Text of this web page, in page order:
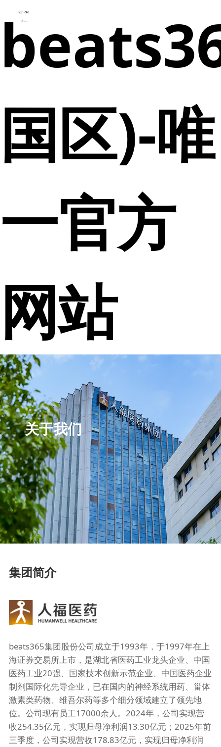
国区)-唯
一官方
网站
ABOUT US
关于我们
集团简介
beats365集团股份公司成立于1993年，于1997年在上
海证券交易所上市，是湖北省医药工业龙头企业、中国
医药工业20强、国家技术创新示范企业、中国医药企业
制剂国际化先导企业，已在国内的神经系统用药、甾体
激素类药物、维吾尔药等多个细分领域建立了领先地
位。公司现有员工17000余人。2024年，公司实现营
收254.35亿元，实现归母净利润13.30亿元；2025年前
三季度，公司实现营收178.83亿元，实现归母净利润